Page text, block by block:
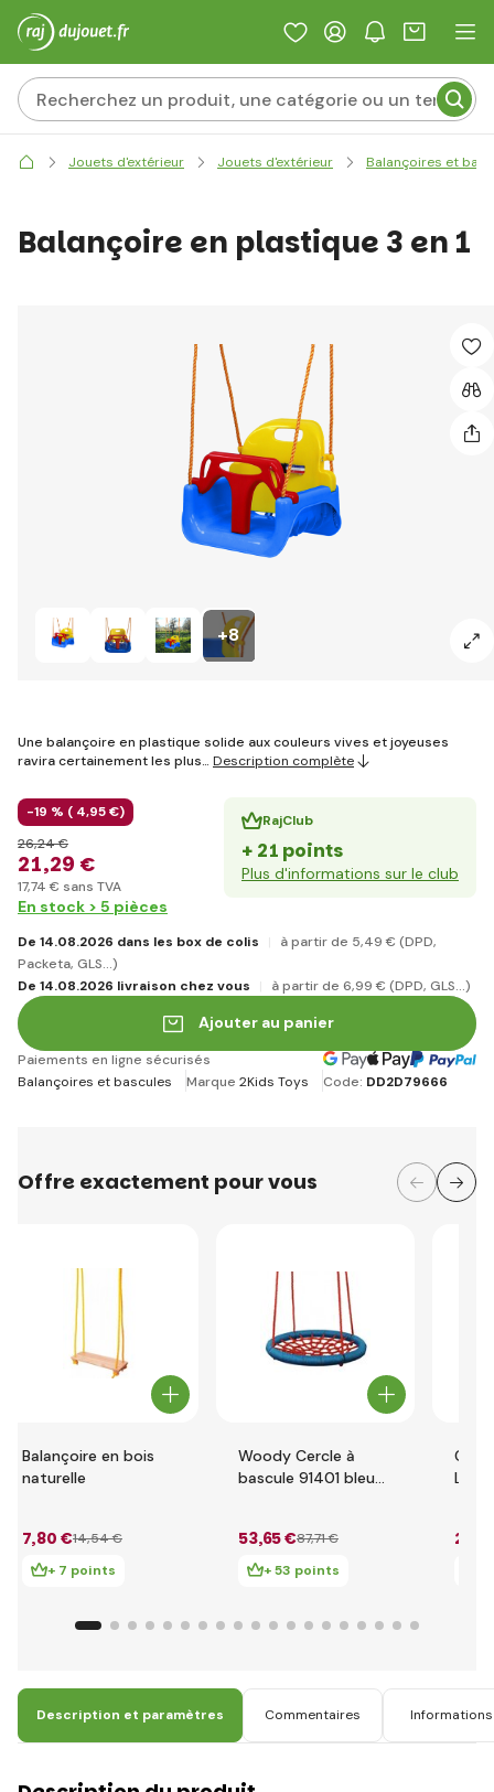
Jouets d'extérieur Jouets d'extérieur Balançoires et
+8
Balançoire en plastique 3 en 1
Une balançoire en plastique solide aux couleurs vives et joyeuses
ravira certainement les plus… Description complète
-19 % ( 4,95 €)
21,29 €
26,24 €
17,74 € sans TVA
RajClub
+ 21 points
Plus d'informations sur le club
En stock > 5 pièces
De 14.08.2026 dans les box de colis à partir de 5,49 € (DPD,
Packeta, GLS...)
De 14.08.2026 livraison chez vous
à partir de 6,99 € (DPD, GLS...)
Ajouter au panier
Paiements en ligne sécurisés
Balançoires et bascules
Marque 2Kids Toys Code: DD2D79666
Offre exactement pour vous
Balançoire en bois
naturelle
7,80 €14,54 €
+ 7 points
Woody Cercle à
bascule 91401 bleu
53,65 €87,71 €
+ 53 points
28
Description et paramètres Commentaires